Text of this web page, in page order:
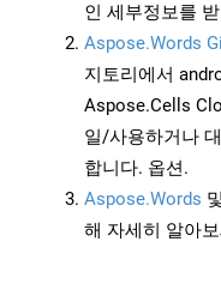
인 세부정보를
Aspose.Words
지토리에서
Aspose.Cells
일/사용하거나
합니다. 옵션.
Aspose.Words 및
해 자세히 알아